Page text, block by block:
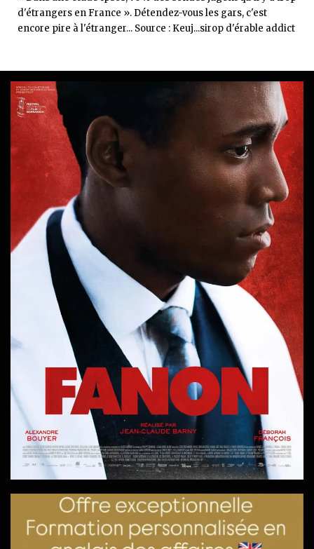
d'étrangers en France ». Détendez-vous les gars, c'est
encore pire à l'étranger... Source : Keuj...sirop d'érable addict